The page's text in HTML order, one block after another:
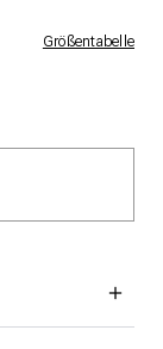
Größentabelle